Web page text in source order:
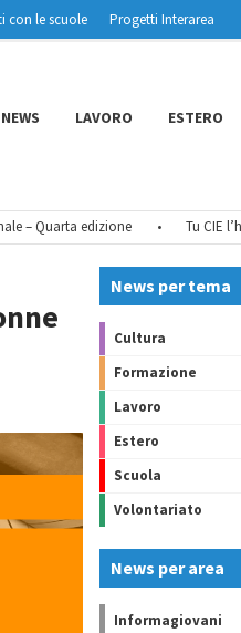
con le scuole
Progetti Interarea
NEWS LAVORO ESTERO
Quarta edizione • Tu CIE
News per tema
Cultura
Formazione
Lavoro
Estero
Scuola
Volontariato
News per area
Informagiovani